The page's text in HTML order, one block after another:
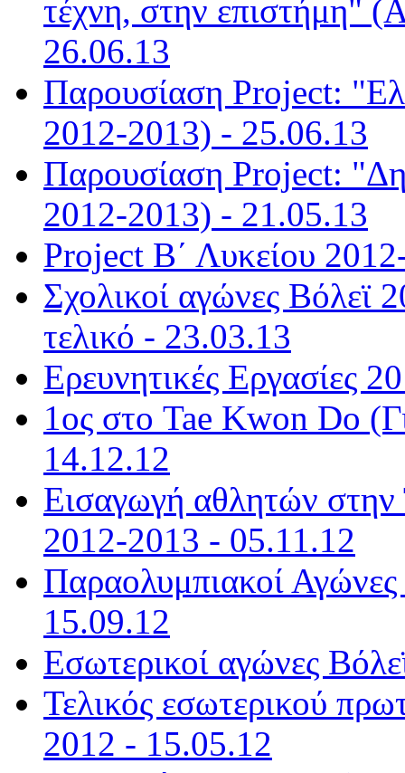
τέχνη, στην επιστήμη"
26.06.13
Παρουσίαση Project:
2012-2013) - 25.06.13
Παρουσίαση Project:
2012-2013) - 21.05.13
Project Β΄ Λυκείου
Σχολικοί αγώνες Βόλεϊ
τελικό - 23.03.13
Ερευνητικές Εργασίες
1ος στο Tae Kwon Do
14.12.12
Εισαγωγή αθλητών στην
2012-2013 - 05.11.12
Παραολυμπιακοί
15.09.12
Εσωτερικοί αγώνες
Τελικός εσωτερικού
2012 - 15.05.12